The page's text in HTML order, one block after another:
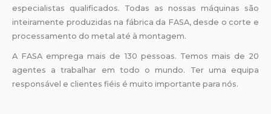
especialistas qualificados. Todas as nossas máquinas são
inteiramente produzidas na fábrica da FASA, desde o corte e
processamento do metal até à montagem.
A FASA emprega mais de 130 pessoas. Temos mais de 20
agentes a trabalhar em todo o mundo. Ter uma equipa
responsável e clientes fiéis é muito importante para nós.